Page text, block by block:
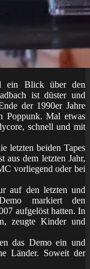
ein Blick über den
ist düster und
der 1990er Jahre
Poppunk. Mal etwas
schnell und mit
letzten beiden Tapes
aus dem letzten Jahr,
vorliegend oder bei
auf den letzten und
markiert den
aufgelöst hatten. In
zeugte Kinder und
das Demo ein und
Länder. Soweit der